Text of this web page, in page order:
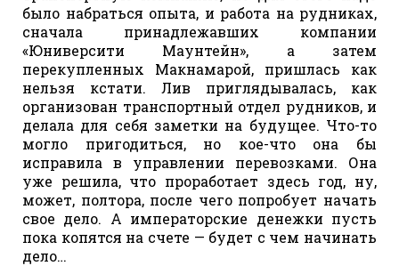
было набраться опыта, и работа на рудниках,
сначала принадлежавших компании
«Юниверсити Маунтейн», а затем
перекупленных Макнамарой, пришлась как
нельзя кстати. Лив приглядывалась, как
организован транспортный отдел рудников, и
делала для себя заметки на будущее. Что-то
могло пригодиться, но кое-что она бы
исправила в управлении перевозками. Она
уже решила, что проработает здесь год, ну,
может, полтора, после чего попробует начать
свое дело. А императорские денежки пусть
пока копятся на счете — будет с чем начинать
дело…